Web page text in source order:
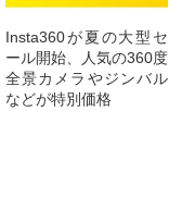
Insta360が夏の大型セ
ール開始、人気の360度
全景カメラやジンバル
などが特別価格